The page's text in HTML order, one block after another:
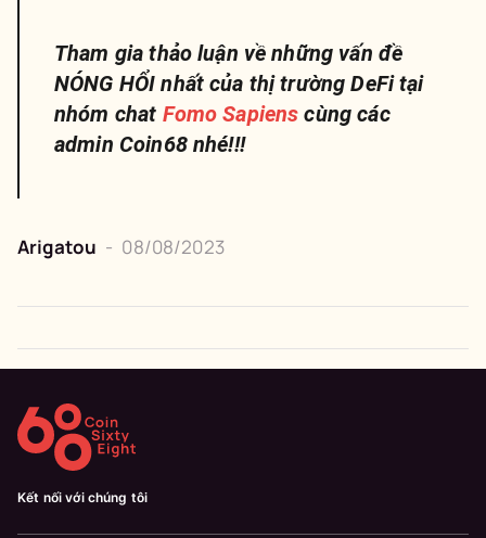
Tham gia thảo luận về những vấn đề
NÓNG HỔI nhất của thị trường DeFi tại
nhóm chat Fomo Sapiens cùng các
admin Coin68 nhé!!!
Arigatou - 08/08/2023
Kết nối với chúng tôi